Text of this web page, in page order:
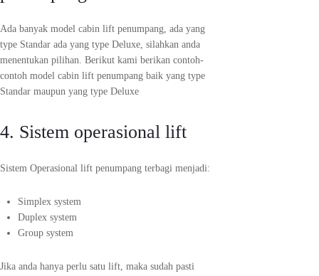
Ada banyak model cabin lift penumpang, ada yang
type Standar ada yang type Deluxe, silahkan anda
menentukan pilihan. Berikut kami berikan contoh-
contoh model cabin lift penumpang baik yang type
Standar maupun yang type Deluxe
4. Sistem operasional lift
Sistem Operasional lift penumpang terbagi menjadi:
Simplex system
Duplex system
Group system
Jika anda hanya perlu satu lift, maka sudah pasti